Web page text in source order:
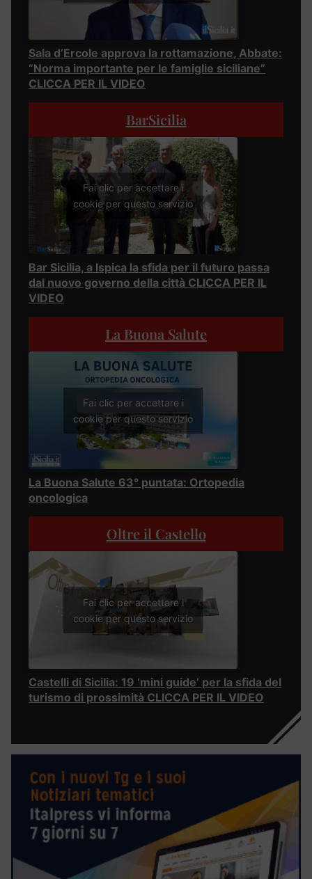
Sala d’Ercole approva la rottamazione, Abbate:
“Norma importante per le famiglie siciliane”
CLICCA PER IL VIDEO
BarSicilia
Fai clic per accettare i
cookie per questo servizio
Bar Sicilia, a Ispica la sfida per il futuro passa
dal nuovo governo della città CLICCA PER IL
VIDEO
La Buona Salute
Fai clic per accettare i
cookie per questo servizio
La Buona Salute 63° puntata: Ortopedia
oncologica
Oltre il Castello
Fai clic per accettare i
cookie per questo servizio
Castelli di Sicilia: 19 ‘mini guide’ per la sfida del
turismo di prossimità CLICCA PER IL VIDEO